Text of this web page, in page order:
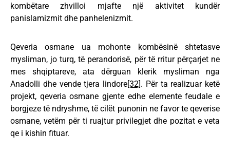
kombëtare zhvilloi mjafte një aktivitet kundër
panislamizmit dhe panhelenizmit.
Qeveria osmane ua mohonte kombësinë shtetasve
mysliman, jo turq, të perandorisë, për të rritur përçarjet ne
mes shqiptareve, ata dërguan klerik mysliman nga
Anadolli dhe vende tjera lindore[32]. Për ta realizuar ketë
projekt, qeveria osmane gjente edhe elemente feudale e
borgjeze të ndryshme, të cilët punonin ne favor te qeverise
osmane, vetëm për ti ruajtur privilegjet dhe pozitat e veta
qe i kishin fituar.